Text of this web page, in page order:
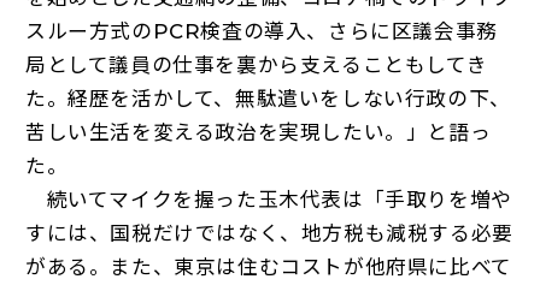
スルー方式のPCR検査の導入、さらに区議会事務
局として議員の仕事を裏から支えることもしてき
た。経歴を活かして、無駄遣いをしない行政の下、
苦しい生活を変える政治を実現したい。」と語っ
た。
続いてマイクを握った玉木代表は「手取りを増や
すには、国税だけではなく、地方税も減税する必要
がある。また、東京は住むコストが他府県に比べて